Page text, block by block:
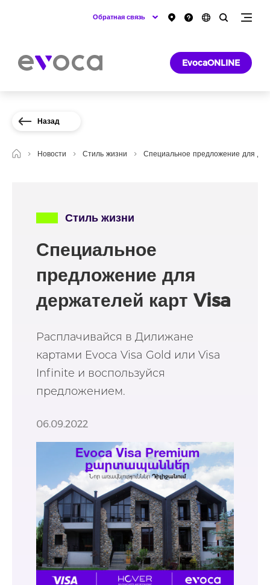
Обратная связь
EvocaONLINE
Назад
Новости Стиль жизни Специальное предложение для
Стиль жизни
Специальное
предложение для
держателей карт Visa
Расплачивайся в Дилижане
картами Evoca Visa Gold или Visa
Infinite и воспользуйся
предложением.
06.09.2022